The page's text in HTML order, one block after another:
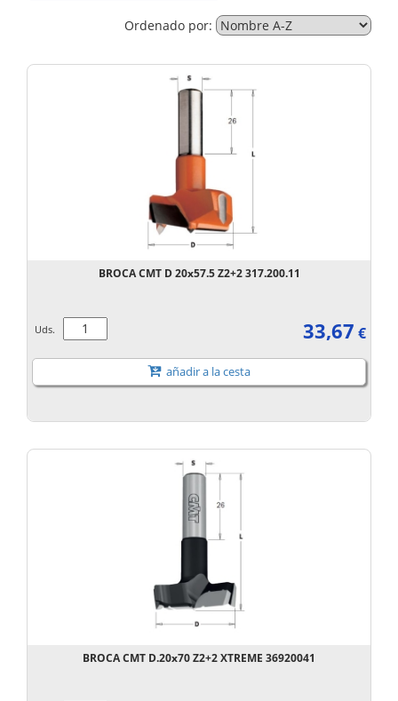
Ordenado por:
BROCA CMT D 20x57.5 Z2+2 317.200.11
Uds. 33,67 €
añadir a la cesta
BROCA CMT D.20x70 Z2+2 XTREME 36920041